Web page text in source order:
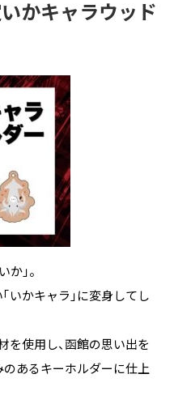
かキャラウッド
」。
いかキャラ」に変身してし
使用し、函館の思い出を
のあるキーホルダーに仕上